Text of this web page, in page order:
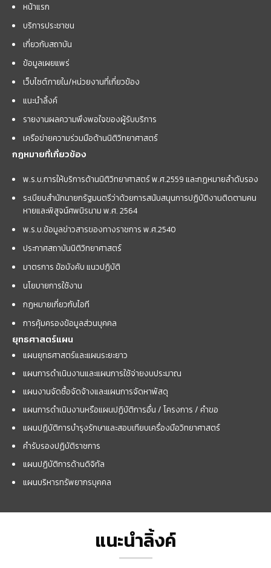
หน้าแรก
บริการประชาชน
เกี่ยวกับสถาบัน
ข้อมูลเผยแพร่
เว็บไซต์ภายใน/หน่วยงานที่เกี่ยวข้อง
แนะนำลิ้งค์
รายงานผลความพึงพอใจของผู้รับบริการ
เครือข่ายความร่วมมือด้านนิติวิทยาศาสตร์
กฎหมายที่เกี่ยวข้อง
พ.ร.บ.การให้บริการด้านนิติวิทยาศาสตร์ พ.ศ.2559 และกฏหมายลำดับรอง
ระเบียบสำนักนายกรัฐมนตรีว่าด้วยการสนับสนุนการปฏิบัติงานติดตามคน
หายและพิสูจน์ศพนิรนาม พ.ศ. 2564
พ.ร.บ.ข้อมูลข่าวสารของทางราชการ พ.ศ.2540
ประกาศสถาบันนิติวิทยาศาสตร์
มาตรการ ข้อบังคับ แนวปฏิบัติ
นโยบายการใช้งาน
กฎหมายเกี่ยวกับไอที
การคุ้มครองข้อมูลส่วนบุคคล
ยุทธศาสตร์แผน
แผนยุทธศาสตร์และแผนระยะยาว
แผนการดำเนินงานและแผนการใช้จ่ายงบประมาณ
แผนงานจัดซื้อจัดจ้างและแผนการจัดหาพัสดุ
แผนการดำเนินงานหรือแผนปฏิบัติการอื่น / โครงการ / คำขอ
แผนปฏิบัติการบำรุงรักษาและสอบเทียบเครื่องมือวิทยาศาสตร์
คำรับรองปฏิบัติราชการ
แผนปฏิบัติการด้านดิจิทัล
แผนบริหารทรัพยากรบุคคล
แนะนำลิ้งค์